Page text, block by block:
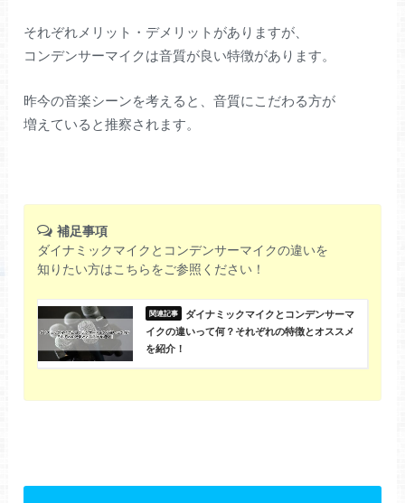
それぞれメリット・デメリットがありますが、
コンデンサーマイクは音質が良い特徴があります。
昨今の音楽シーンを考えると、音質にこだわる方が
増えていると推察されます。
補足事項
ダイナミックマイクとコンデンサーマイクの違いを
知りたい方はこちらをご参照ください！
ダイナミックマイクとコンデンサーマ
イクの違いって何？それぞれの特徴とオススメ
を紹介！